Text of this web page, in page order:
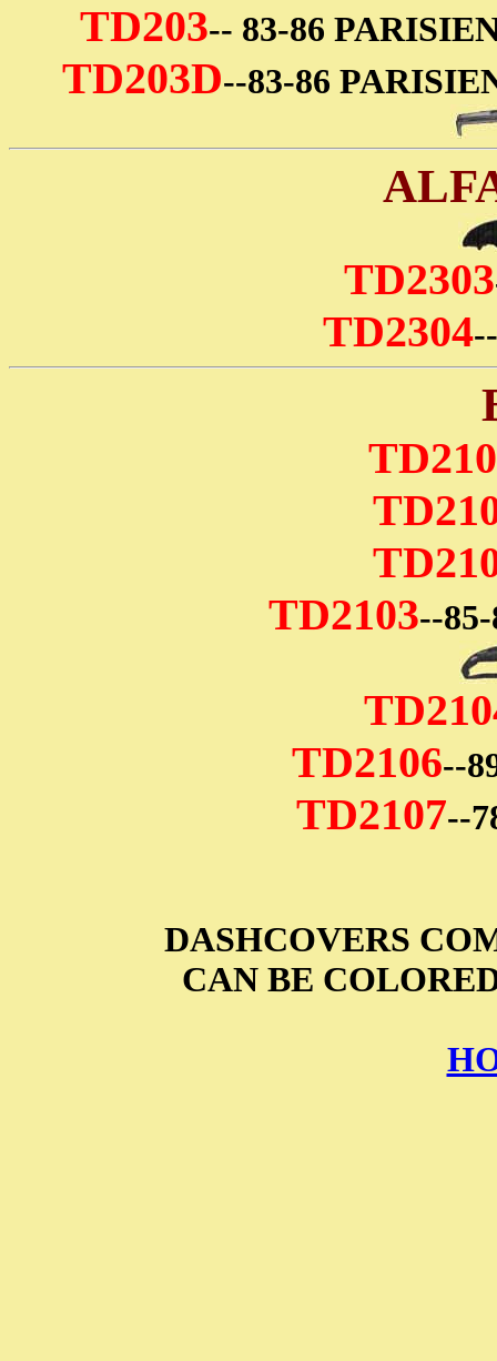
TD203-- 83-86
TD203D--83-86
TD2303
TD2304
TD2103--
TD2106--
TD2107--
DASHCOVERS
CAN BE